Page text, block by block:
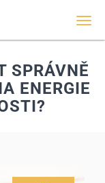
SPRÁVNĚ
ENERGIE